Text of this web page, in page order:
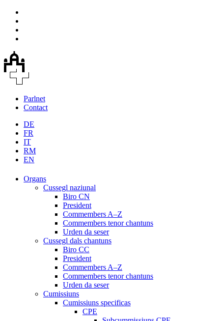
Parlnet
Contact
DE
FR
IT
RM
EN
Organs
Cussegl naziunal
Biro CN
President
Commembers A–Z
Commembers tenor chantuns
Urden da seser
Cussegl dals chantuns
Biro CC
President
Commembers A–Z
Commembers tenor chantuns
Urden da seser
Cumissiuns
Cumissiuns specificas
CPE